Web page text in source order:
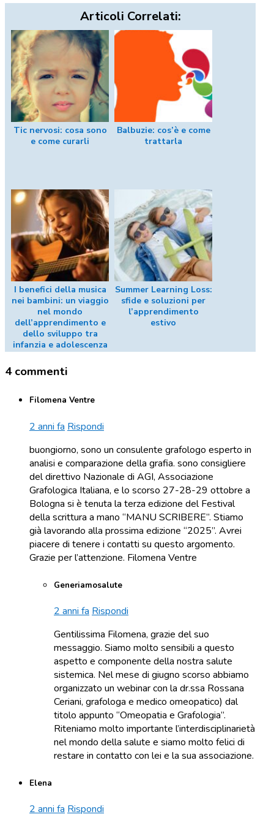
Articoli Correlati:
Tic nervosi: cosa sono
e come curarli
Balbuzie: cos’è e come
trattarla
I benefici della musica
nei bambini: un viaggio
nel mondo
dell’apprendimento e
dello sviluppo tra
infanzia e adolescenza
Summer Learning Loss:
sfide e soluzioni per
l’apprendimento
estivo
4 commenti
Filomena Ventre
2 anni fa Rispondi
buongiorno, sono un consulente grafologo esperto in
analisi e comparazione della grafia. sono consigliere
del direttivo Nazionale di AGI, Associazione
Grafologica Italiana, e lo scorso 27-28-29 ottobre a
Bologna si è tenuta la terza edizione del Festival
della scrittura a mano “MANU SCRIBERE”. Stiamo
già lavorando alla prossima edizione “2025”. Avrei
piacere di tenere i contatti su questo argomento.
Grazie per l’attenzione. Filomena Ventre
Generiamosalute
2 anni fa Rispondi
Gentilissima Filomena, grazie del suo
messaggio. Siamo molto sensibili a questo
aspetto e componente della nostra salute
sistemica. Nel mese di giugno scorso abbiamo
organizzato un webinar con la dr.ssa Rossana
Ceriani, grafologa e medico omeopatico) dal
titolo appunto “Omeopatia e Grafologia”.
Riteniamo molto importante l’interdisciplinarietà
nel mondo della salute e siamo molto felici di
restare in contatto con lei e la sua associazione.
Elena
2 anni fa Rispondi